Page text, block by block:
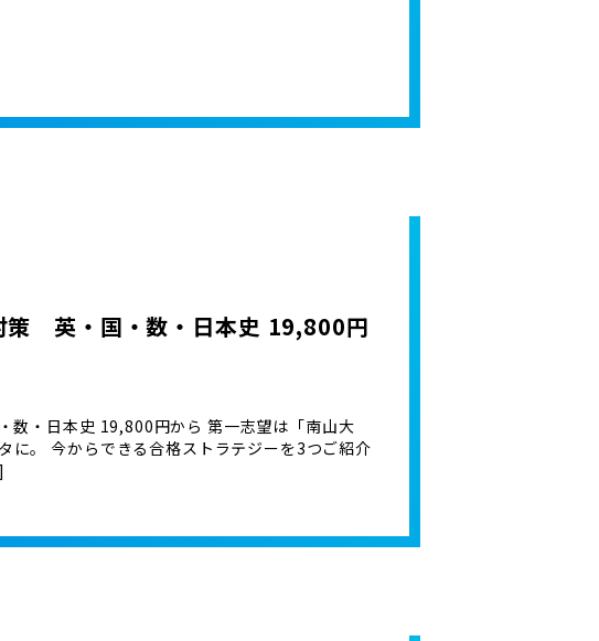
策 英・国・数・日本史 19,800円
数・日本史 19,800円から 第一志望は「南山大
に。 今からできる合格ストラテジーを3つご紹介